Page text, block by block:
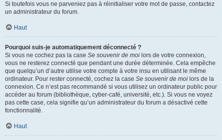
Si toutefois vous ne parveniez pas à réinitialiser votre mot de passe, contactez
un administrateur du forum.
Haut
Pourquoi suis-je automatiquement déconnecté ?
Si vous ne cochez pas la case Se souvenir de moi lors de votre connexion,
vous ne resterez connecté que pendant une durée déterminée. Cela empêche
que quelqu’un d’autre utilise votre compte à votre insu en utilisant le même
ordinateur. Pour rester connecté, cochez la case Se souvenir de moi lors de la
connexion. Ce n’est pas recommandé si vous utilisez un ordinateur public pour
accéder au forum (bibliothèque, cyber-café, université, etc.). Si vous ne voyez
pas cette case, cela signifie qu’un administrateur du forum a désactivé cette
fonctionnalité.
Haut